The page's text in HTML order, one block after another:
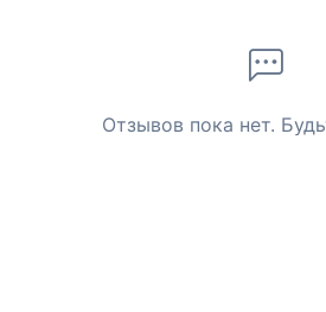
Отзывов пока нет.